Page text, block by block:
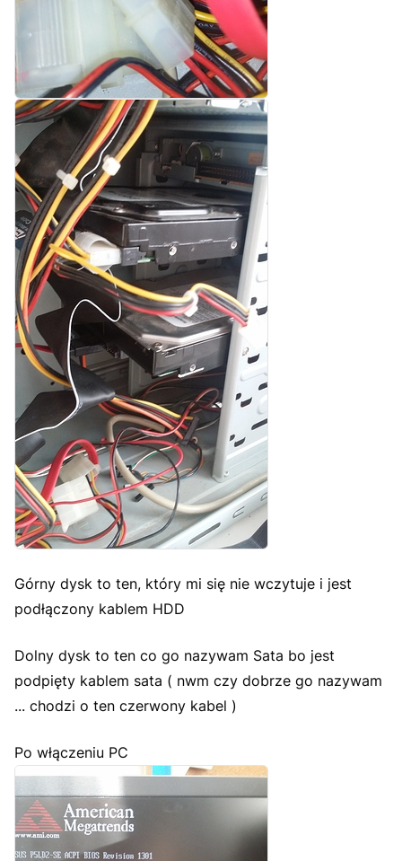
Górny dysk to ten, który mi się nie wczytuje i jest
podłączony kablem HDD
Dolny dysk to ten co go nazywam Sata bo jest
podpięty kablem sata ( nwm czy dobrze go nazywam
... chodzi o ten czerwony kabel )
Po włączeniu PC